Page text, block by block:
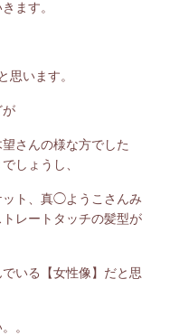
ます。
思います。
が
さんの様な方でした
しょうし、
ット、真◯ようこさんみ
レートタッチの髪型が
いる【女性像】だと思
。